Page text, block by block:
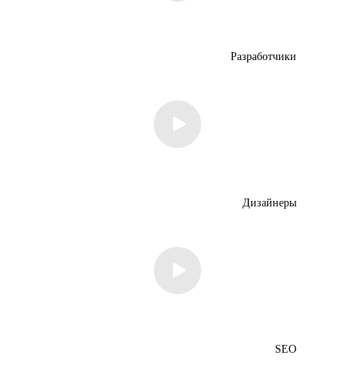
Разработчики
Дизайнеры
SEO